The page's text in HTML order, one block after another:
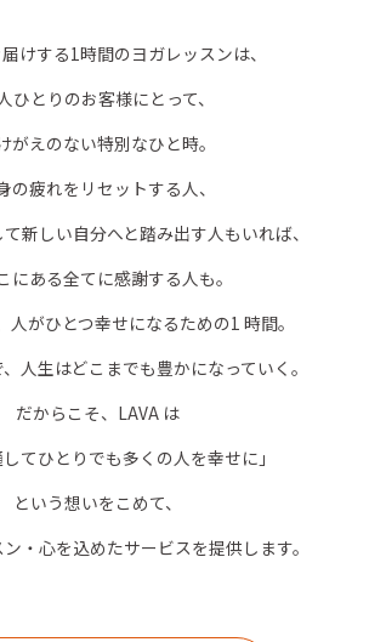
けする1時間のヨガレッスンは、
ひとりのお客様にとって、
がえのない特別なひと時。
の疲れをリセットする人、
新しい自分へと踏み出す人もいれば、
にある全てに感謝する人も。
人がひとつ幸せになるための1 時間。
人生はどこまでも豊かになっていく。
だからこそ、LAVA は
してひとりでも多くの人を幸せに」
という想いをこめて、
・心を込めたサービスを提供します。